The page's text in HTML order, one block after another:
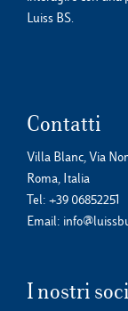
Luiss BS.
Contatti
Villa Blanc, Via
Roma, Italia
Tel: +39 06852251
Email:
I nostri